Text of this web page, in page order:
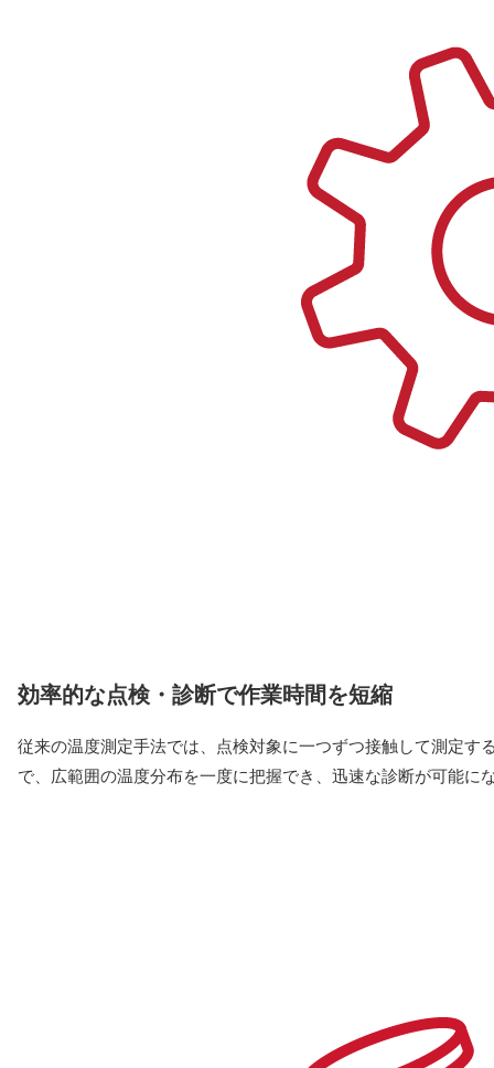
効率的な点検・診断で作業時間を短縮
従来の温度測定手法では、点検対象に一つずつ接触して測定
で、広範囲の温度分布を一度に把握でき、迅速な診断が可能に